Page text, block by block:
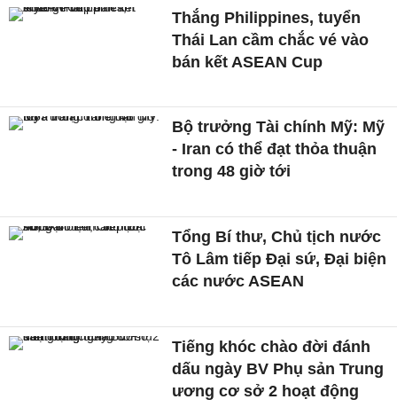
Thắng Philippines, tuyển
Thái Lan cầm chắc vé vào
bán kết ASEAN Cup
Bộ trưởng Tài chính Mỹ: Mỹ
- Iran có thể đạt thỏa thuận
trong 48 giờ tới
Tổng Bí thư, Chủ tịch nước
Tô Lâm tiếp Đại sứ, Đại biện
các nước ASEAN
Tiếng khóc chào đời đánh
dấu ngày BV Phụ sản Trung
ương cơ sở 2 hoạt động